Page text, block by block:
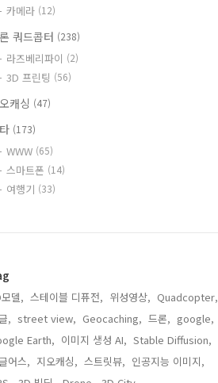
카메라 (12)
쿼드콥터 (238)
라즈베리파이 (2)
3D 프린팅 (56)
캐싱 (47)
(173)
WWW (65)
스마트폰 (14)
여행기 (33)
델, 스테이블 디퓨전, 위성영상, Quadcopter,
, street view, Geocaching, 드론, google,
Earth, 이미지 생성 AI, Stable Diffusion,
어스, 지오캐싱, 스트릿뷰, 인공지능 이미지,